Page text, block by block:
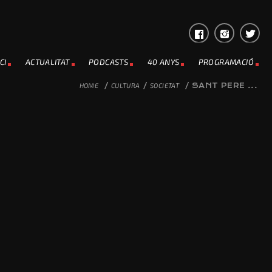
ACTUALITAT PODCASTS 40 ANYS PROGRAMACIÓ
HOME / CULTURA / SOCIETAT / SANT PERE ...